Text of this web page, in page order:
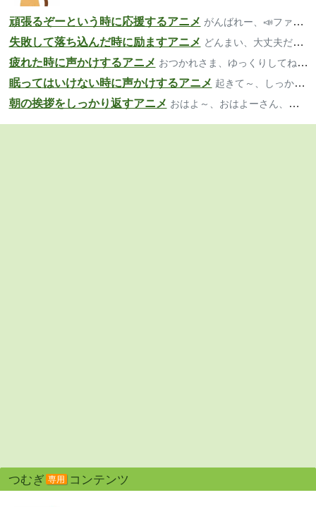
頑張るぞーという時に応援するアニメ がんばれー、📣ファイト、いいよー
失敗して落ち込んだ時に励ますアニメ どんまい、大丈夫だよ、気楽にいこ～
疲れた時に声かけするアニメ おつかれさま、ゆっくりしてね、大丈夫？
眠ってはいけない時に声かけするアニメ 起きて～、しっかり、寝ちゃダメだよ
朝の挨拶をしっかり返すアニメ おはよ～、おはよーさん、おっは！
つむぎ 専用 コンテンツ